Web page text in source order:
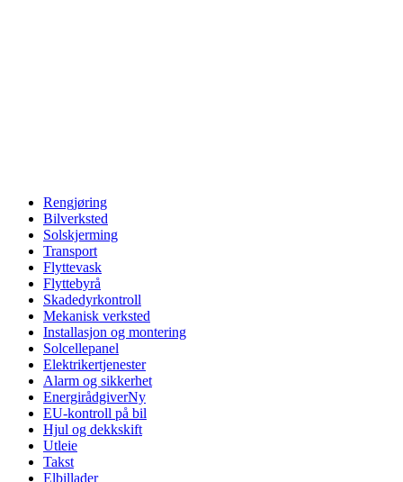
Rengjøring
Bilverksted
Solskjerming
Transport
Flyttevask
Flyttebyrå
Skadedyrkontroll
Mekanisk verksted
Installasjon og montering
Solcellepanel
Elektrikertjenester
Alarm og sikkerhet
EnergirådgiverNy
EU-kontroll på bil
Hjul og dekkskift
Utleie
Takst
Elbillader